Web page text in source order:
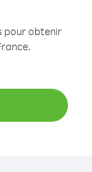
pour obtenir